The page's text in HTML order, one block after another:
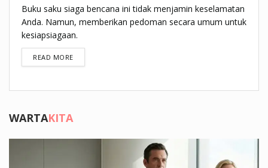
Buku saku siaga bencana ini tidak menjamin keselamatan
Anda. Namun, memberikan pedoman secara umum untuk
kesiapsiagaan.
READ MOREDETAILS
WARTAKITA